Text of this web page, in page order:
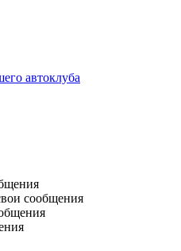
автоклуба
сообщения